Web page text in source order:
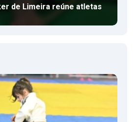
de Limeira reúne atletas